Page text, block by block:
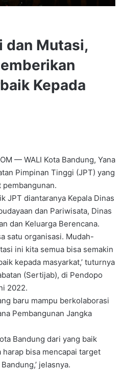
dan Mutasi,
Kepada
— WALI Kota Bandung, Yana
Pimpinan Tinggi (JPT) yang
JPT diantaranya Kepala Dinas
dan Pariwisata, Dinas
dan Keluarga Berencana.
satu organisasi. Mudah-
ini kita semua bisa semakin
kepada masyarkat,’ tuturnya
(Sertijab), di Pendopo
2022.
baru mampu berkolaborasi
Pembangunan Jangka
Bandung dari yang baik
harap bisa mencapai target
jelasnya.